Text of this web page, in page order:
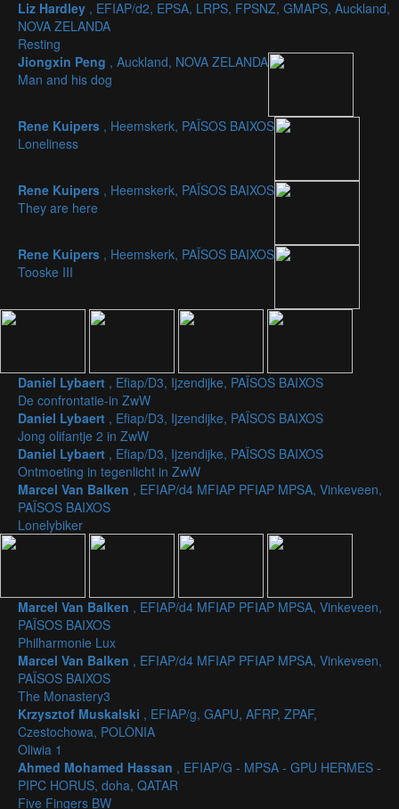
Liz Hardley , EFIAP/d2, EPSA, LRPS, FPSNZ, GMAPS, Auckland,
NOVA ZELANDA
Resting
Jiongxin Peng , Auckland, NOVA ZELANDA
Man and his dog
Rene Kuipers , Heemskerk, PAÏSOS BAIXOS
Loneliness
Rene Kuipers , Heemskerk, PAÏSOS BAIXOS
They are here
Rene Kuipers , Heemskerk, PAÏSOS BAIXOS
Tooske III
Daniel Lybaert , Efiap/D3, Ijzendijke, PAÏSOS BAIXOS
De confrontatie-in ZwW
Daniel Lybaert , Efiap/D3, Ijzendijke, PAÏSOS BAIXOS
Jong olifantje 2 in ZwW
Daniel Lybaert , Efiap/D3, Ijzendijke, PAÏSOS BAIXOS
Ontmoeting in tegenlicht in ZwW
Marcel Van Balken , EFIAP/d4 MFIAP PFIAP MPSA, Vinkeveen,
PAÏSOS BAIXOS
Lonelybiker
Marcel Van Balken , EFIAP/d4 MFIAP PFIAP MPSA, Vinkeveen,
PAÏSOS BAIXOS
Philharmonie Lux
Marcel Van Balken , EFIAP/d4 MFIAP PFIAP MPSA, Vinkeveen,
PAÏSOS BAIXOS
The Monastery3
Krzysztof Muskalski , EFIAP/g, GAPU, AFRP, ZPAF,
Czestochowa, POLÒNIA
Oliwia 1
Ahmed Mohamed Hassan , EFIAP/G - MPSA - GPU HERMES -
PIPC HORUS, doha, QATAR
Five Fingers BW